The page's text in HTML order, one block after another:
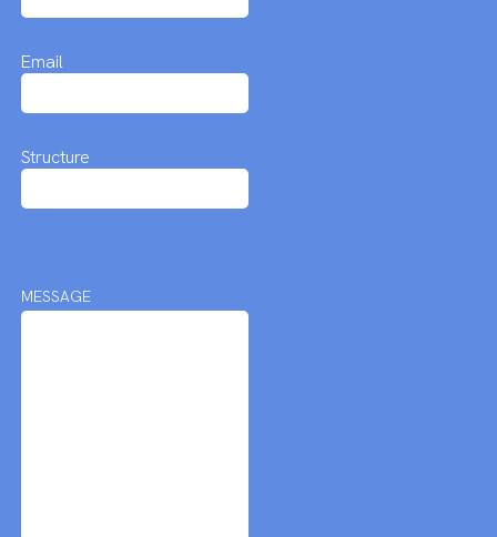
Email
Structure
MESSAGE